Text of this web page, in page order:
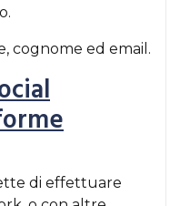
cognome ed email.
di effettuare